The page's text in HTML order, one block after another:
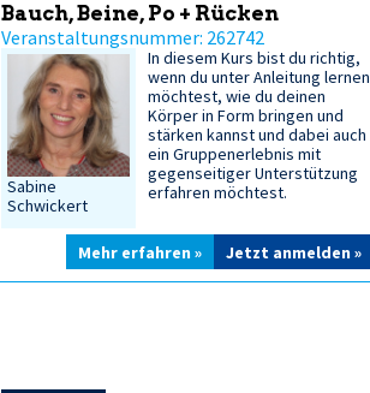
Bauch, Beine, Po + Rücken
Veranstaltungsnummer: 262742
Sabine
Schwickert
In diesem Kurs bist du richtig,
wenn du unter Anleitung lernen
möchtest, wie du deinen
Körper in Form bringen und
stärken kannst und dabei auch
ein Gruppenerlebnis mit
gegenseitiger Unterstützung
erfahren möchtest.
Jetzt anmelden »
Mehr erfahren »